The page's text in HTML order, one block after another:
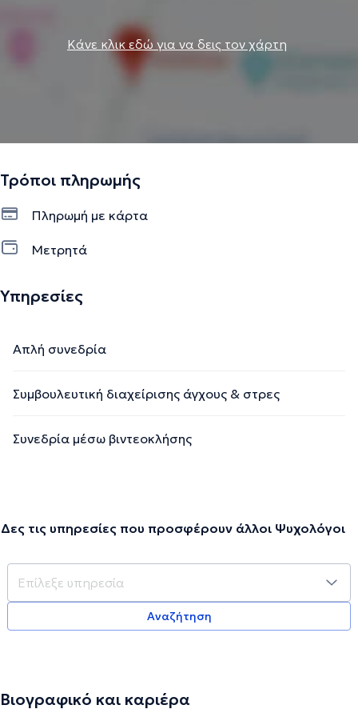
Κάνε κλικ εδώ για να δεις τον χάρτη
Τρόποι πληρωμής
Πληρωμή με κάρτα
Μετρητά
Υπηρεσίες
Απλή συνεδρία
Συμβουλευτική διαχείρισης άγχους & στρες
Συνεδρία μέσω βιντεοκλήσης
Δες τις υπηρεσίες που προσφέρουν άλλοι Ψυχολόγοι
Αναζήτηση
Βιογραφικό και καριέρα